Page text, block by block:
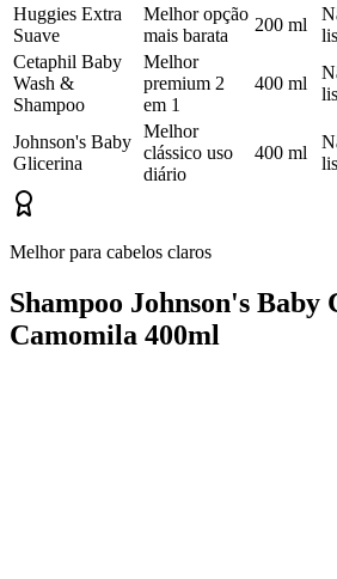
Huggies Extra
Suave
Melhor opção
mais barata
200 ml
Cetaphil Baby
Wash &
Shampoo
Melhor
premium 2
em 1
400 ml
Johnson's Baby
Glicerina
Melhor
clássico uso
diário
400 ml
Melhor para cabelos claros
Shampoo Johnson's Baby
Camomila 400ml